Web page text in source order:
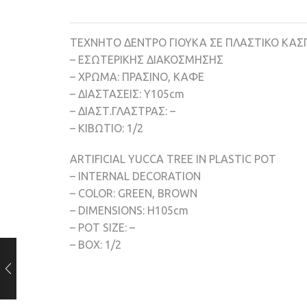
ΤΕΧΝΗΤΟ ΔΕΝΤΡΟ ΓΙΟΥΚΑ ΣΕ ΠΛΑΣΤΙΚΟ
– ΕΣΩΤΕΡΙΚΗΣ ΔΙΑΚΟΣΜΗΣΗΣ
– ΧΡΩΜΑ: ΠΡΑΣΙΝΟ, ΚΑΦΕ
– ΔΙΑΣΤΑΣΕΙΣ: Υ105cm
– ΔΙΑΣΤ.ΓΛΑΣΤΡΑΣ: –
– ΚΙΒΩΤΙΟ: 1/2
ARTIFICIAL YUCCA TREE IN PLASTIC POT
– INTERNAL DECORATION
– COLOR: GREEN, BROWN
– DIMENSIONS: H105cm
– POT SIZE: –
– BOX: 1/2